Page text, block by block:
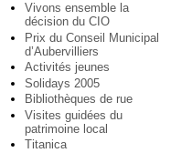
Vivons ensemble la
décision du CIO
Prix du Conseil Municipal
d’Aubervilliers
Activités jeunes
Solidays 2005
Bibliothèques de rue
Visites guidées du
patrimoine local
Titanica